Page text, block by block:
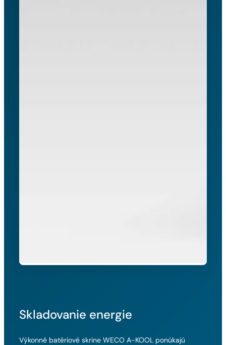
Skladovanie energie
Výkonné batériové skrine WECO A-KOOL ponúkajú